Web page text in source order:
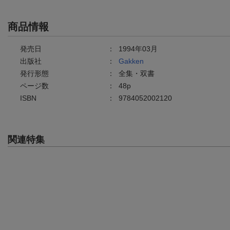
商品情報
発売日 ： 1994年03月
出版社
： Gakken
発行形態
： 全集・双書
ページ数
： 48p
ISBN
： 9784052002120
関連特集